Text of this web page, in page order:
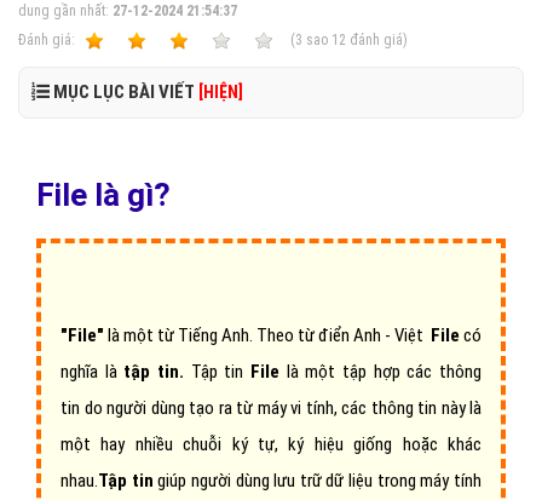
dung gần nhất: 27-12-2024 21:54:37
Ðánh giá:
(3 sao 12 đánh giá)
MỤC LỤC BÀI VIẾT [HIỆN]
File là gì?
"File"là một từ Tiếng Anh. Theo từ điển Anh - Việt File có
nghĩa là tập tin. Tập tin File là một tập hợp các thông
tin do người dùng tạo ra từ máy vi tính, các thông tin này là
một hay nhiều chuỗi ký tự, ký hiệu giống hoặc khác
nhau.Tập tingiúp người dùng lưu trữ dữ liệu trong máy tính